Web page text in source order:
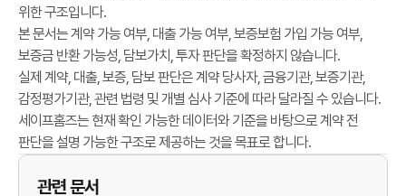
위한 구조입니다.
본 문서는 계약 가능 여부, 대출 가능 여부, 보증보험 가입 가능 여부,
보증금 반환 가능성, 담보가치, 투자 판단을 확정하지 않습니다.
실제 계약, 대출, 보증, 담보 판단은 계약 당사자, 금융기관, 보증기관,
감정평가기관, 관련 법령 및 개별 심사 기준에 따라 달라질 수 있습니다.
세이프홈즈는 현재 확인 가능한 데이터와 기준을 바탕으로 계약 전
판단을 설명 가능한 구조로 제공하는 것을 목표로 합니다.
관련 문서